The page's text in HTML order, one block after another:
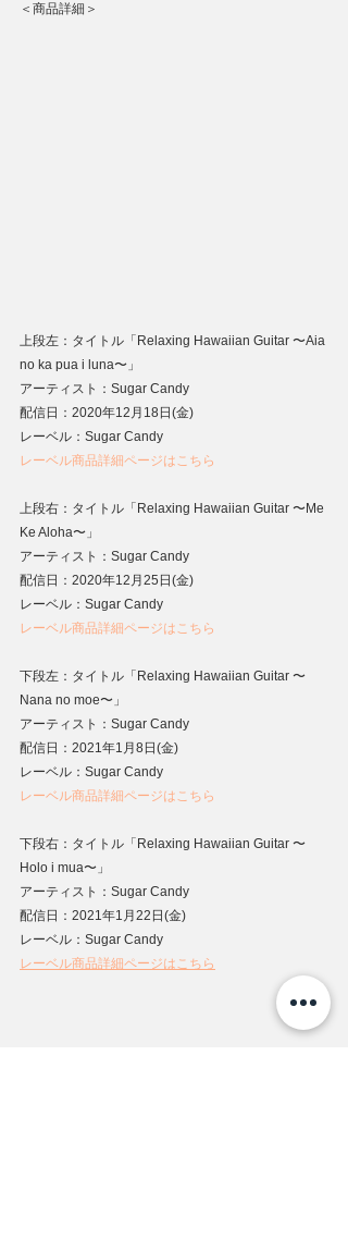
＜商品詳細＞
上段左：タイトル「Relaxing Hawaiian Guitar 〜Aia
no ka pua i luna〜」
アーティスト：Sugar Candy
配信日：2020年12月18日(金)
レーベル：Sugar Candy
レーベル商品詳細ページはこちら
上段右：タイトル「Relaxing Hawaiian Guitar 〜Me
Ke Aloha〜」
アーティスト：Sugar Candy
配信日：2020年12月25日(金)
レーベル：Sugar Candy
レーベル商品詳細ページはこちら
下段左：タイトル「Relaxing Hawaiian Guitar 〜
Nana no moe〜」
アーティスト：Sugar Candy
配信日：2021年1月8日(金)
レーベル：Sugar Candy
レーベル商品詳細ページはこちら
下段右：タイトル「Relaxing Hawaiian Guitar 〜
Holo i mua〜」
アーティスト：Sugar Candy
配信日：2021年1月22日(金)
レーベル：Sugar Candy
レーベル商品詳細ページはこちら